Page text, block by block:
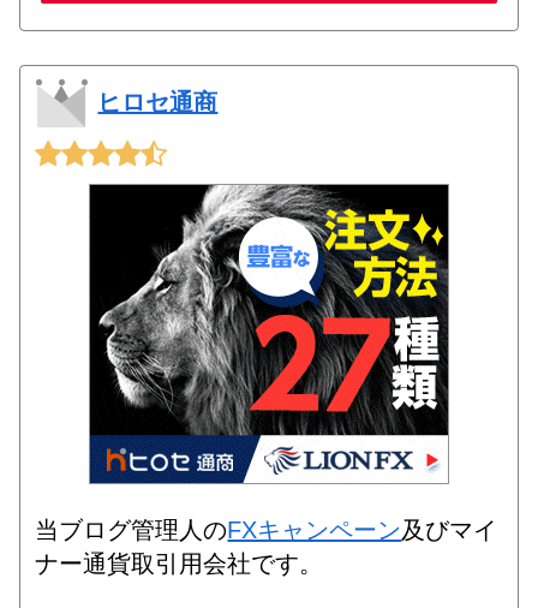
ヒロセ通商
当ブログ管理人のFXキャンペーン及びマイ
ナー通貨取引用会社です。